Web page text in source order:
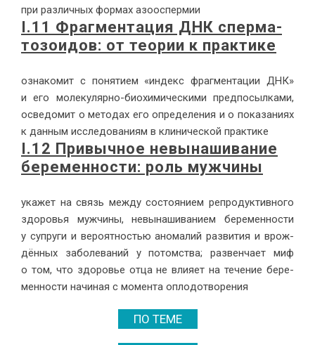
при раз­лич­ных фор­мах азоос­пер­мии
I.11 Фраг­мен­та­ция ДНК спер­ма­
то­зо­и­дов: от тео­рии к прак­ти­ке
озна­ко­мит с по­ня­ти­ем «ин­декс фраг­мен­та­ции ДНК»
и его мо­ле­ку­ляр­но-био­хи­ми­че­ски­ми пред­по­сыл­ка­ми,
осве­до­мит о ме­то­дах его опре­де­ле­ния и о по­ка­за­ни­ях
к дан­ным ис­сле­до­ва­ни­ям в кли­ни­че­ской прак­ти­ке
I.12 При­выч­ное невы­на­ши­ва­ние
бе­ре­мен­но­сти: роль муж­чи­ны
ука­жет на связь меж­ду со­сто­я­ни­ем ре­про­дук­тив­но­го
здо­ро­вья муж­чи­ны, невы­на­ши­ва­ни­ем бе­ре­мен­но­сти
у су­пру­ги и ве­ро­ят­но­стью ано­ма­лий раз­ви­тия и врож­
дён­ных за­боле­ва­ний у потом­ства; раз­вен­ча­ет миф
о том, что здо­ро­вье от­ца не вли­я­ет на те­че­ние бе­ре­
мен­но­сти на­чи­ная с мо­мен­та опло­до­тво­ре­ния
ПО ТЕМЕ